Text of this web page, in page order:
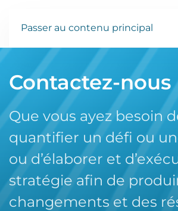
Passer au contenu principal
Contactez-nous
Que vous ayez besoin
quantifier un défi ou
ou d’élaborer et
stratégie afin de
changements et des